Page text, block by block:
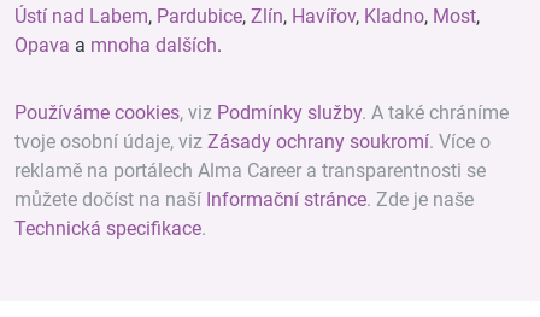
Ústí nad Labem, Pardubice, Zlín, Havířov, Kladno, Most,
Opava a mnoha dalších.
Používáme cookies, viz Podmínky služby. A také chráníme
tvoje osobní údaje, viz Zásady ochrany soukromí. Více o
reklamě na portálech Alma Career a transparentnosti se
můžete dočíst na naší Informační stránce. Zde je naše
Technická specifikace.